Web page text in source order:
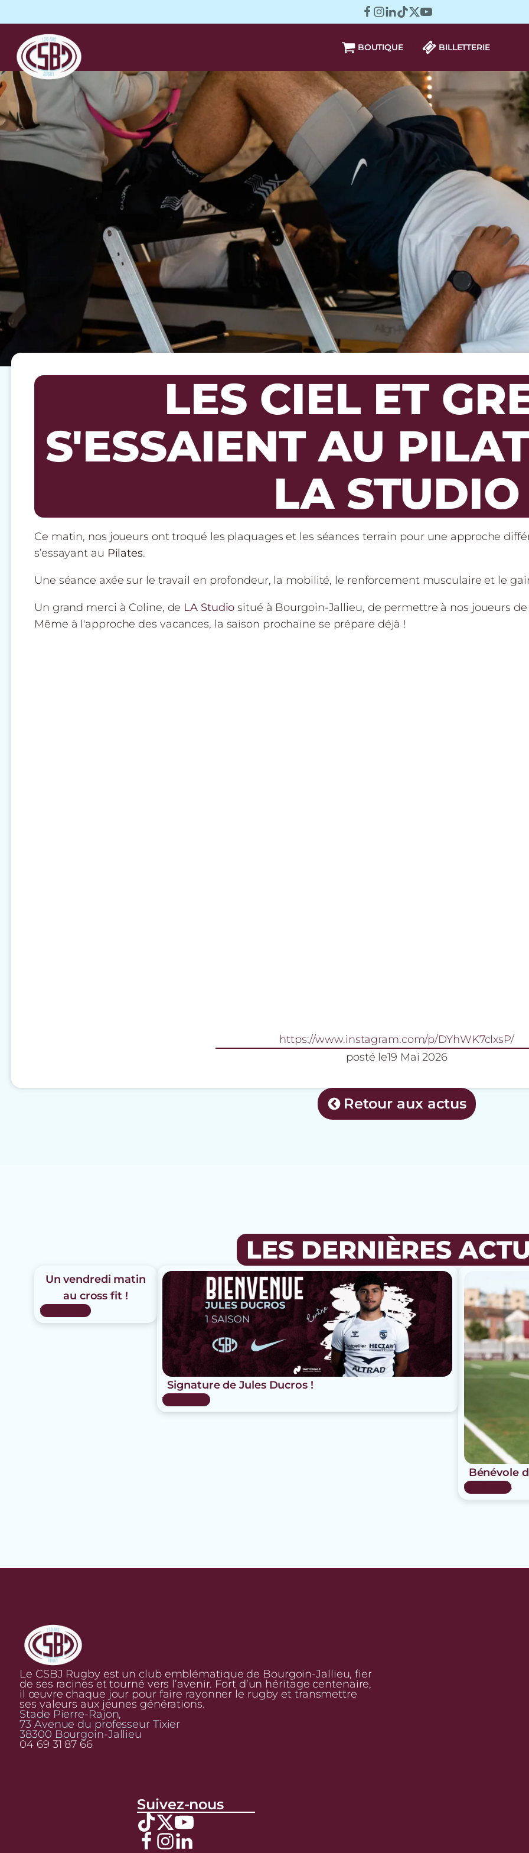
BOUTIQUE BILLETTERIE
LES CIEL ET
S'ESSAIENT AU
LA STUDIO
Ce matin, nos joueurs ont troqué les plaquages et les séances terrain pour une approche
s’essayant au Pilates.
Une séance axée sur le travail en profondeur, la mobilité, le renforcement musculaire et le
Un grand merci à Coline, de LA Studio situé à Bourgoin-Jallieu, de permettre à nos joueurs
Même à l'approche des vacances, la saison prochaine se prépare déjà !
https://www.instagram.com/p/DYhWK7clxsP/
posté le19 Mai 2026
Retour aux actus
LES DERNIÈRES
Un vendredi matin
au cross fit !
24 Juil 2026
Signature de Jules Ducros !
15 Juil 2026
Bénévole
15 Juil 2026
Le CSBJ Rugby est un club emblématique de Bourgoin-Jallieu, fier
de ses racines et tourné vers l’avenir. Fort d’un héritage centenaire,
il œuvre chaque jour pour faire rayonner le rugby et transmettre
ses valeurs aux jeunes générations.
Stade Pierre-Rajon,
73 Avenue du professeur Tixier
38300 Bourgoin-Jallieu
04 69 31 87 66
Suivez-nous